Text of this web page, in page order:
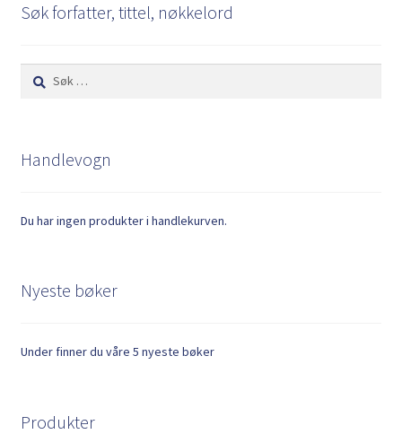
Søk forfatter, tittel, nøkkelord
Søk
etter:
Handlevogn
Du har ingen produkter i handlekurven.
Nyeste bøker
Under finner du våre 5 nyeste bøker
Produkter